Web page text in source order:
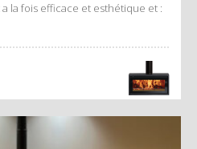
la fois efficace et esthétique et :